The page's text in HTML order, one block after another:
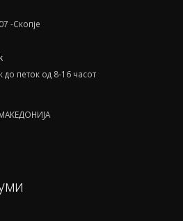
-Скопје
петок од 8-16 часот